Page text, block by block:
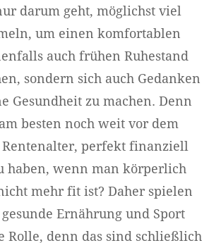
darum geht, möglichst viel
um einen komfortablen
auch frühen Ruhestand
sondern sich auch Gedanken
Gesundheit zu machen. Denn
besten noch weit vor dem
perfekt finanziell
haben, wenn man körperlich
mehr fit ist? Daher spielen
Ernährung und Sport
Rolle, denn das sind schließlich